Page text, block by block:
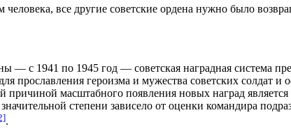
человека, все другие советские ордена нужно было
— с 1941 по 1945 год — советская наградная система
прославления героизма и мужества советских солдат и
причиной масштабного появления новых наград
степени зависело от оценки командира
.